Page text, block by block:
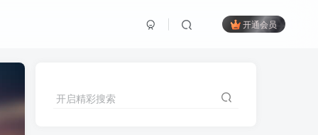
开通会员
开启精彩搜索